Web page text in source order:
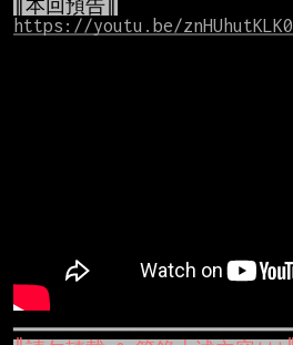
║本回預告║
https://youtu.be/znHUhutKLK0